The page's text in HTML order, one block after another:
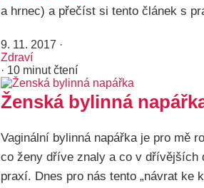
a hrnec) a přečíst si tento článek s
9. 11. 2017 ·
Zdraví
· 10 minut čtení
Ženská bylinná
Vaginální bylinná napářka je pro mě
co ženy dříve znaly a co v dřívějších
praxí. Dnes pro nás tento „návrat ke